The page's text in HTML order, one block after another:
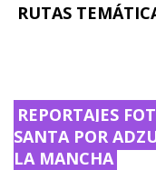
RUTAS
REPORTAJES
SANTA POR
LA MANCHA